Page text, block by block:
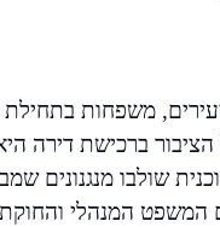
משפחות
ברכישת דירה
שולבו מנגנונים
המשפט המנהלי